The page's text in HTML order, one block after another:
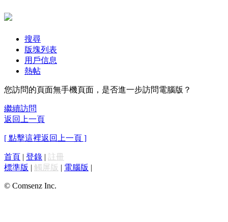
搜尋
版塊列表
用戶信息
熱帖
您訪問的頁面無手機頁面，是否進一步訪問電腦版？
繼續訪問
返回上一頁
[ 點擊這裡返回上一頁 ]
首頁 | 登錄 | 註冊
標準版 | 觸屏版 | 電腦版 |
© Comsenz Inc.